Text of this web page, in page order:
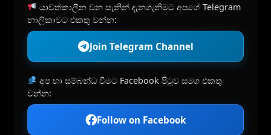
යාවත්කාලීන වන සැනින් දැනගැනීමට අපගේ Telegram
නාලිකාවට එකතු වන්න:
Join Telegram Channel
අප හා සම්බන්ධ වීමට Facebook පිටුව සමග එකතු
වන්න:
Follow on Facebook